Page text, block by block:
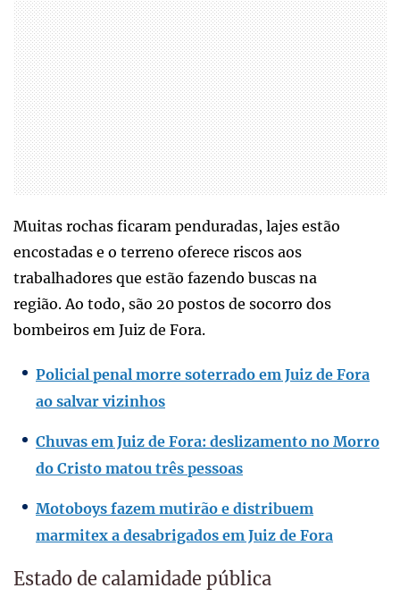
Muitas rochas ficaram penduradas, lajes estão
encostadas e o terreno oferece riscos aos
trabalhadores que estão fazendo buscas na
região. Ao todo, são 20 postos de socorro dos
bombeiros em Juiz de Fora.
Policial penal morre soterrado em Juiz de Fora
ao salvar vizinhos
Chuvas em Juiz de Fora: deslizamento no Morro
do Cristo matou três pessoas
Motoboys fazem mutirão e distribuem
marmitex a desabrigados em Juiz de Fora
Estado de calamidade pública